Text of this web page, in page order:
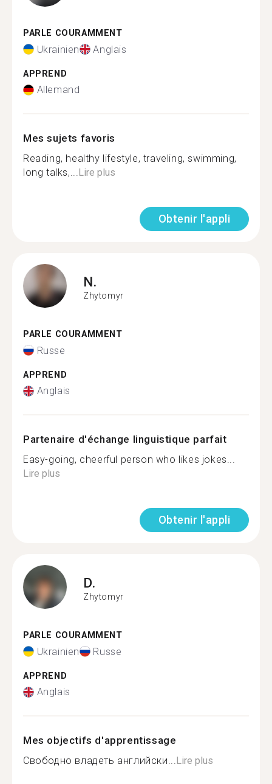
PARLE COURAMMENT
Ukrainien Anglais
APPREND
Allemand
Mes sujets favoris
Reading, healthy lifestyle, traveling, swimming,
long talks,...Lire plus
Obtenir l'appli
N.
Zhytomyr
PARLE COURAMMENT
Russe
APPREND
Anglais
Partenaire d'échange linguistique parfait
Easy-going, cheerful person who likes jokes...
Lire plus
Obtenir l'appli
D.
Zhytomyr
PARLE COURAMMENT
Ukrainien Russe
APPREND
Anglais
Mes objectifs d'apprentissage
Свободно владеть английски...Lire plus